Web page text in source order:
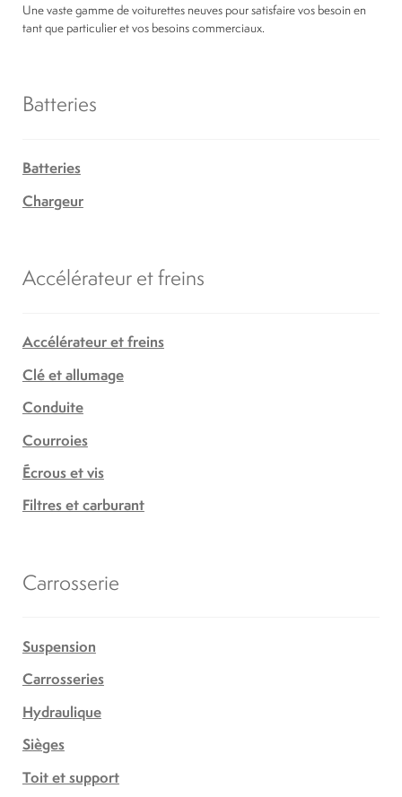
Une vaste gamme de voiturettes neuves pour satisfaire vos besoin en
tant que particulier et vos besoins commerciaux.
Batteries
Batteries
Chargeur
Accélérateur et freins
Accélérateur et freins
Clé et allumage
Conduite
Courroies
Écrous et vis
Filtres et carburant
Carrosserie
Suspension
Carrosseries
Hydraulique
Sièges
Toit et support